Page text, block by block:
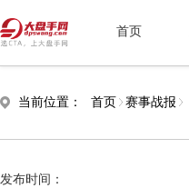
首页
当前位置： 首页 赛事战报
发布时间：